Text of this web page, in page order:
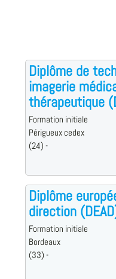
Diplôme de
imagerie
thérapeutique
Formation initiale
Périgueux cedex
(24) -
Diplôme
direction
Formation initiale
Bordeaux
(33) -